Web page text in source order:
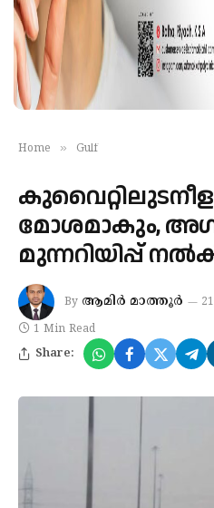
Home » Gulf
മോശമാകും,
മുന്നറിയിപ്പ്
By ആമിർ മാത്തൂർ
1 Min Read
Share: